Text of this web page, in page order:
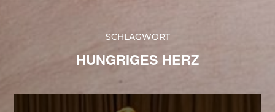
SCHLAGWORT
HUNGRIGES HERZ